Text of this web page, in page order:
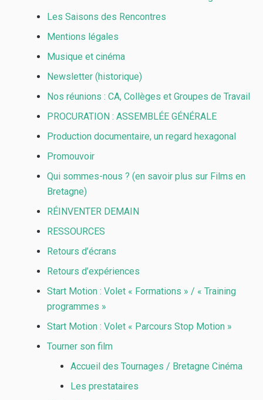
Les Saisons des Rencontres
Mentions légales
Musique et cinéma
Newsletter (historique)
Nos réunions : CA, Collèges et Groupes de Travail
PROCURATION : ASSEMBLÉE GÉNÉRALE
Production documentaire, un regard hexagonal
Promouvoir
Qui sommes-nous ? (en savoir plus sur Films en
Bretagne)
RÉINVENTER DEMAIN
RESSOURCES
Retours d’écrans
Retours d’expériences
Start Motion : Volet « Formations » / « Training
programmes »
Start Motion : Volet « Parcours Stop Motion »
Tourner son film
Accueil des Tournages / Bretagne Cinéma
Les prestataires